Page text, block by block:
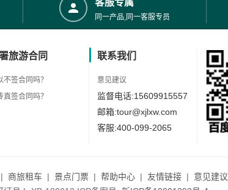
客服专属
同一产品,同一客服专员
旅游合同
不签合同吗？
真签合同吗？
联系我们
意见建议
监督电话:15609915557
邮箱:tour@xjlxw.com
客服:400-099-2065
| 商旅租车 | 景点门票 | 帮助中心 | 友情链接 | 意见建议